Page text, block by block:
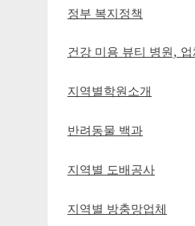
정부 복지정책
건강 미용 뷰티 병원, 업
지역별학원소개
반려동물 백과
지역별 도배공사
지역별 방충망업체